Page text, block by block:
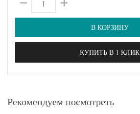
В КОРЗИНУ
КУПИТЬ В 1 КЛИК
Рекомендуем посмотреть